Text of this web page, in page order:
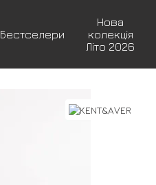
Бестселери
Нова
колекція
Літо 2026